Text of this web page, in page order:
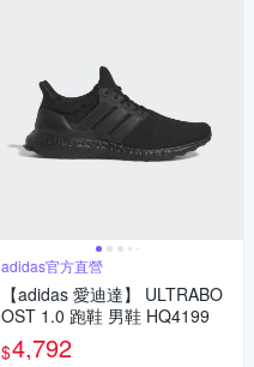
adidas官方直營
【adidas 愛迪達】 ULTRABO
OST 1.0 跑鞋 男鞋 HQ4199
$4,792